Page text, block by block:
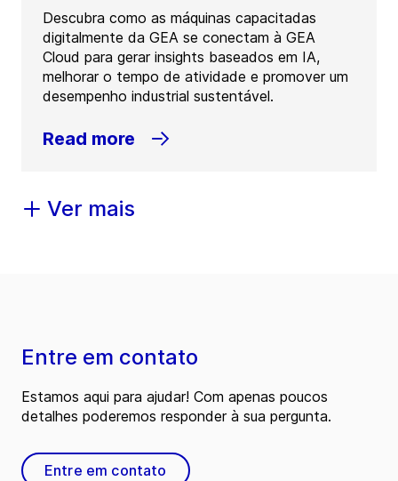
Descubra como as máquinas capacitadas
digitalmente da GEA se conectam à GEA
Cloud para gerar insights baseados em IA,
melhorar o tempo de atividade e promover um
desempenho industrial sustentável.
Read more
Ver mais
Entre em contato
Estamos aqui para ajudar! Com apenas poucos
detalhes poderemos responder à sua pergunta.
Entre em contato